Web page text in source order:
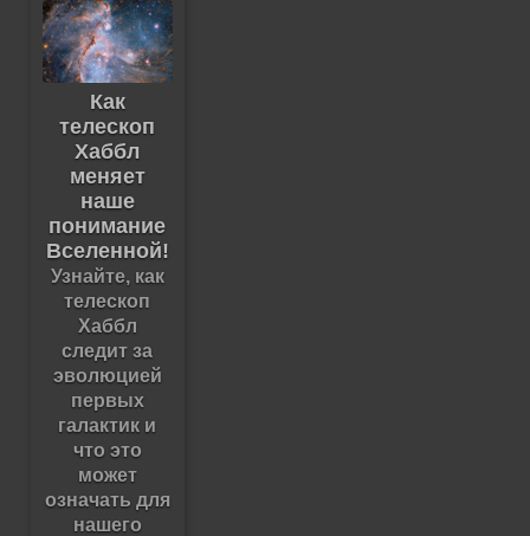
Как
телескоп
Хаббл
меняет
наше
понимание
Вселенной!
Узнайте, как
телескоп
Хаббл
следит за
эволюцией
первых
галактик и
что это
может
означать для
нашего